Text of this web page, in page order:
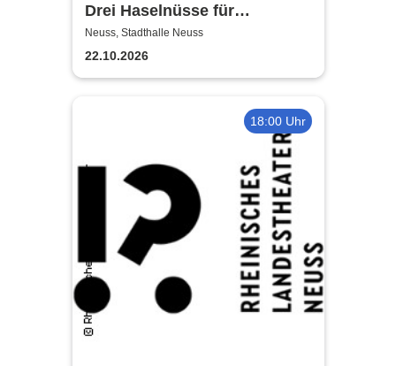
Drei Haselnüsse für
Aschenbrödel - Das Musical
Neuss, Stadthalle Neuss
22.10.2026
18:00 Uhr